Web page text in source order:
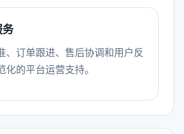
务
、订单跟进、售后协调和用户反
化的平台运营支持。